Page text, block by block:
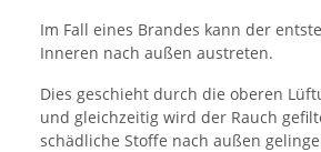
Im Fall eines Brandes kann der
Inneren nach außen austreten.
Dies geschieht durch die oberen
und gleichzeitig wird der Rauch
schädliche Stoffe nach außen